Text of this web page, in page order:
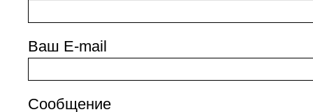
Ваш E-mail
Сообщение